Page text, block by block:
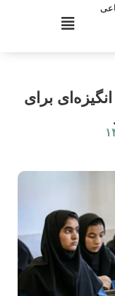
انگیزه‌ای برای